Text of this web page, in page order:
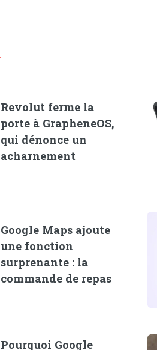
Revolut ferme la
porte à GrapheneOS,
qui dénonce un
acharnement
Google Maps ajoute
une fonction
surprenante : la
commande de repas
Pourquoi Google